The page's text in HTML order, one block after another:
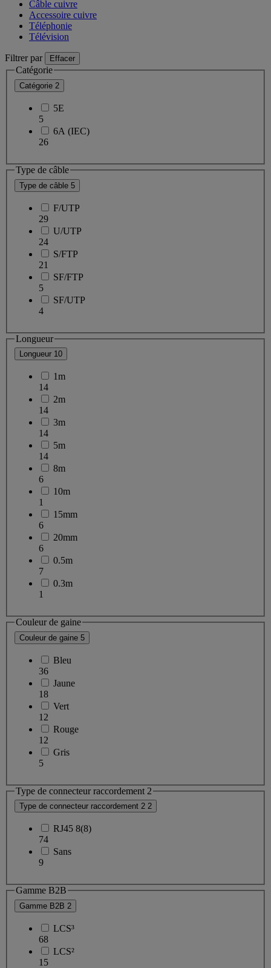
Câble cuivre
Accessoire cuivre
Téléphonie
Télévision
Filtrer par Effacer
Catégorie
Catégorie 2
5E
5
6A (IEC)
26
Type de câble
Type de câble 5
F/UTP
29
U/UTP
24
S/FTP
21
SF/FTP
5
SF/UTP
4
Longueur
Longueur 10
1m
14
2m
14
3m
14
5m
14
8m
6
10m
1
15mm
6
20mm
6
0.5m
7
0.3m
1
Couleur de gaine
Couleur de gaine 5
Bleu
36
Jaune
18
Vert
12
Rouge
12
Gris
5
Type de connecteur raccordement 2
Type de connecteur raccordement 2 2
RJ45 8(8)
74
Sans
9
Gamme B2B
Gamme B2B 2
LCS³
68
LCS²
15